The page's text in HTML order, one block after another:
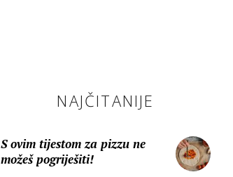
NAJČITANIJE
S ovim tijestom za pizzu ne
možeš pogriješiti!